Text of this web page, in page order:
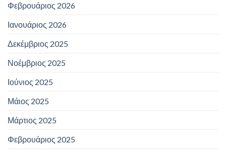
Φεβρουάριος 2026
Ιανουάριος 2026
Δεκέμβριος 2025
Νοέμβριος 2025
Ιούνιος 2025
Μάιος 2025
Μάρτιος 2025
Φεβρουάριος 2025